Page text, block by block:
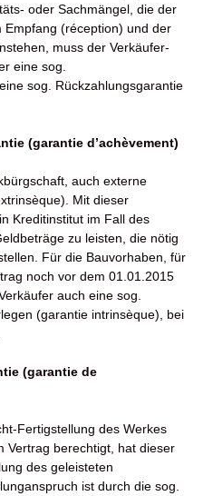
oder Sachmängel, die der
(réception) und der
muss der Verkäufer-
eine sog.
sog. Rückzahlungsgarantie
(garantie d’achèvement)
auch externe
Mit dieser
Kreditinstitut im Fall des
zu leisten, die nötig
Für die Bauvorhaben, für
noch vor dem 01.01.2015
auch eine sog.
(garantie intrinsèque), bei
(garantie de
Fertigstellung des Werkes
Vertrag berechtigt, hat dieser
des geleisteten
ist durch die sog.